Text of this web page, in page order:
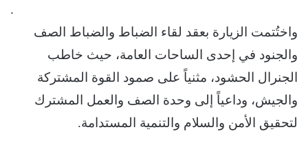
.
واختُتمت الزيارة بعقد لقاء الضباط والضباط الصف
والجنود في إحدى الساحات العامة، حيث خاطب
الجنرال الحشود، مثنياً على صمود القوة المشتركة
والجيش، وداعياً إلى وحدة الصف والعمل المشترك
لتحقيق الأمن والسلام والتنمية المستدامة.